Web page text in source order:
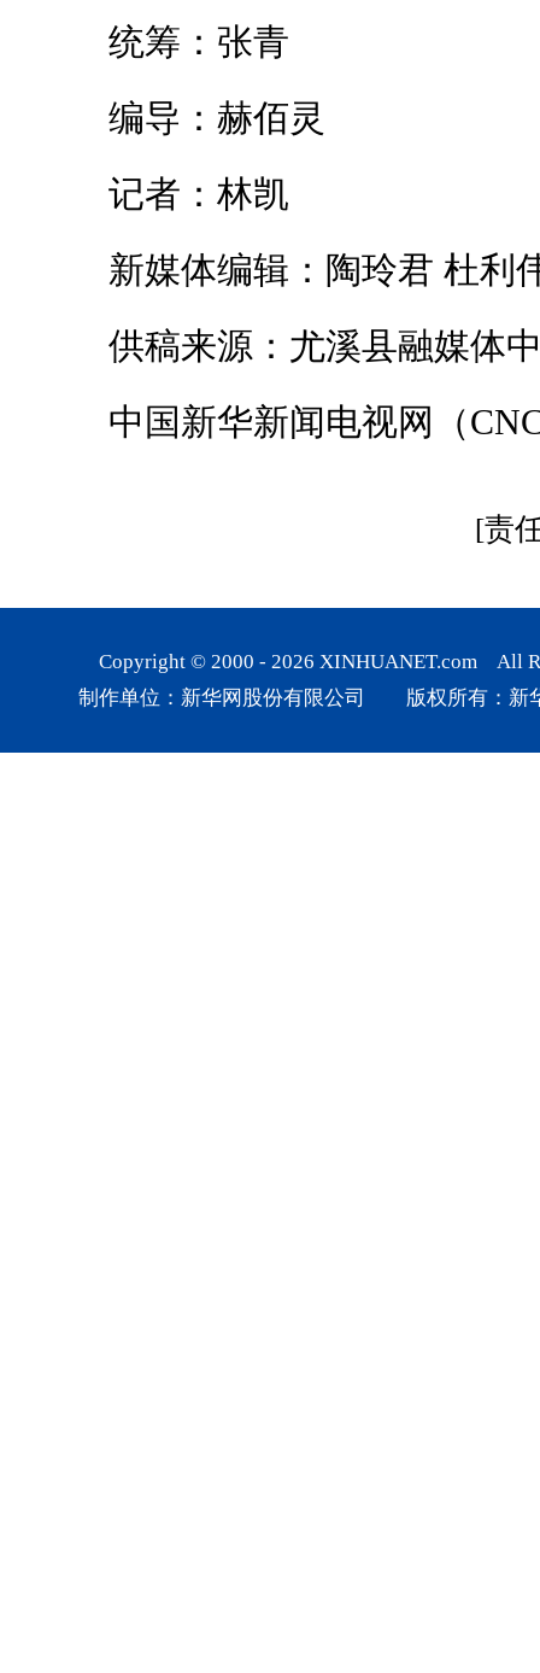
统筹：张青
编导：赫佰灵
记者：林凯
新媒体编辑：陶玲君 杜利
供稿来源：尤溪县融媒体
中国新华新闻电视网（
[责
Copyright © 2000 - 2026 XINHUANET.com All
制作单位：新华网股份有限公司 版权所有：新